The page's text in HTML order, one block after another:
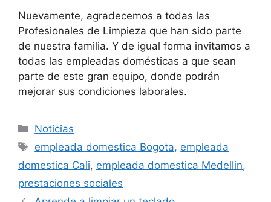
Nuevamente, agradecemos a todas las
Profesionales de Limpieza que han sido parte
de nuestra familia. Y de igual forma invitamos a
todas las empleadas domésticas a que sean
parte de este gran equipo, donde podrán
mejorar sus condiciones laborales.
Categorías
Noticias
Etiquetas
empleada domestica Bogota, empleada
domestica Cali, empleada domestica Medellin,
prestaciones sociales